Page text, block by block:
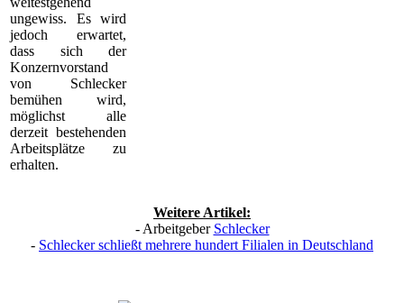
ungewiss. Es wird
jedoch erwartet,
dass sich der
Konzernvorstand
von Schlecker
bemühen wird,
möglichst alle
derzeit bestehenden
Arbeitsplätze zu
erhalten.
Weitere Artikel:
- Arbeitgeber Schlecker
- Schlecker schließt mehrere hundert Filialen in Deutschland